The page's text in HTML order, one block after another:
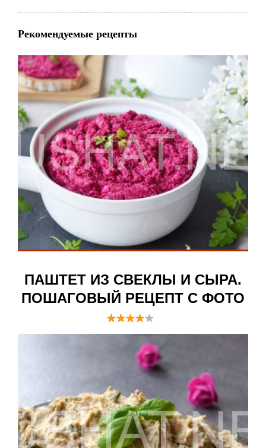
Рекомендуемые рецепты
ПАШТЕТ ИЗ СВЕКЛЫ И СЫРА.
ПОШАГОВЫЙ РЕЦЕПТ С ФОТО